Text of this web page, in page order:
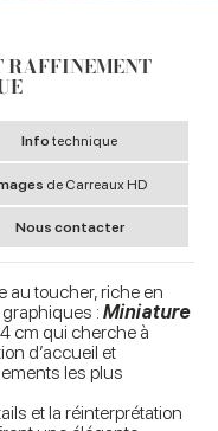
RAFFINEMENT
Infotechnique
de Carreaux HD
Nous contacter
au toucher, riche en
: Miniature
cm qui cherche à
d’accueil et
les plus
et la réinterprétation